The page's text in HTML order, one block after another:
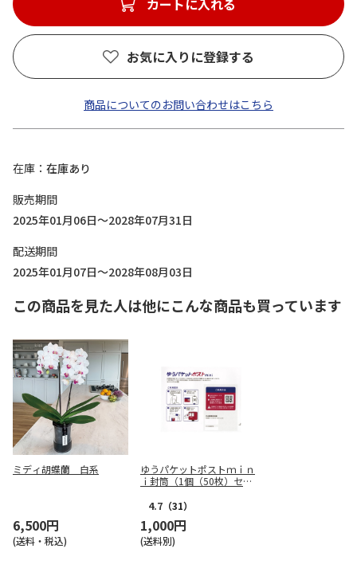
カートに入れる
お気に入りに登録する
商品についてのお問い合わせはこちら
在庫
在庫あり
販売期間
2025年01月06日～2028年07月31日
配送期間
2025年01月07日～2028年08月03日
この商品を見た人は他にこんな商品も買っています
ミディ胡蝶蘭 白系
6,500円
(送料・税込)
ゆうパケットポストｍｉｎ
ｉ封筒（1個（50枚）セッ
4.7 （31）
1,000円
(送料別)